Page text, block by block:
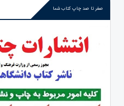
صفر تا صد چاپ کتاب شما